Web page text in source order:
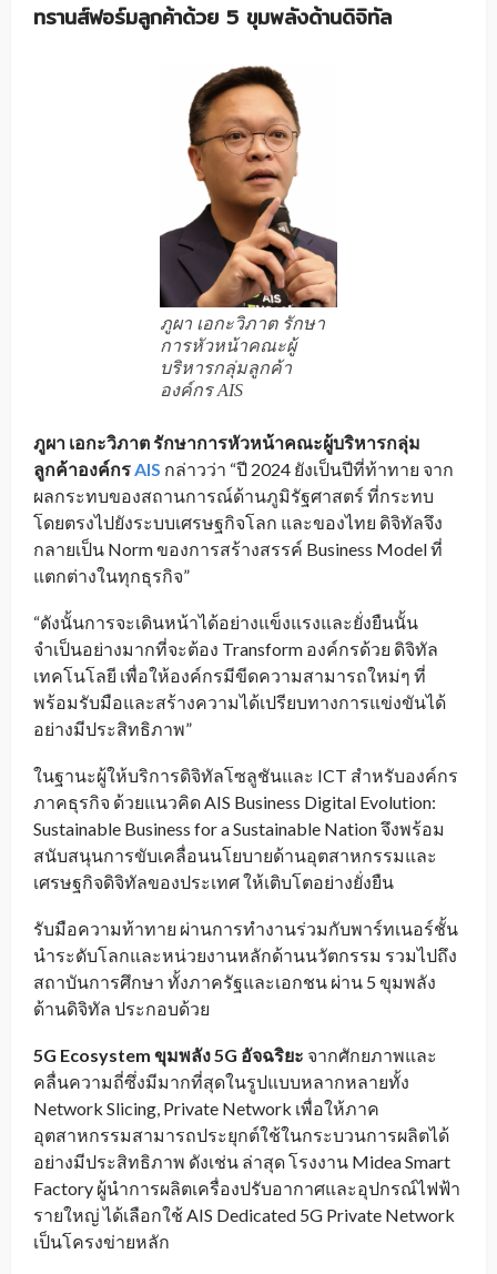
ทรานส์ฟอร์มลูกค้าด้วย 5 ขุมพลังด้านดิจิทัล
ภูผา เอกะวิภาต รักษา
การหัวหน้าคณะผู้
บริหารกลุ่มลูกค้า
องค์กร AIS
ภูผา เอกะวิภาต รักษาการหัวหน้าคณะผู้บริหารกลุ่ม
ลูกค้าองค์กร AIS กล่าวว่า “ปี 2024 ยังเป็นปีที่ท้าทาย จาก
ผลกระทบของสถานการณ์ด้านภูมิรัฐศาสตร์ ที่กระทบ
โดยตรงไปยังระบบเศรษฐกิจโลก และของไทย ดิจิทัลจึง
กลายเป็น Norm ของการสร้างสรรค์ Business Model ที่
แตกต่างในทุกธุรกิจ”
“ดังนั้นการจะเดินหน้าได้อย่างแข็งแรงและยั่งยืนนั้น
จำเป็นอย่างมากที่จะต้อง Transform องค์กรด้วย ดิจิทัล
เทคโนโลยี เพื่อให้องค์กรมีขีดความสามารถใหม่ๆ ที่
พร้อมรับมือและสร้างความได้เปรียบทางการแข่งขันได้
อย่างมีประสิทธิภาพ”
ในฐานะผู้ให้บริการดิจิทัลโซลูชันและ ICT สำหรับองค์กร
ภาคธุรกิจ ด้วยแนวคิด AIS Business Digital Evolution:
Sustainable Business for a Sustainable Nation จึงพร้อม
สนับสนุนการขับเคลื่อนนโยบายด้านอุตสาหกรรมและ
เศรษฐกิจดิจิทัลของประเทศ ให้เติบโตอย่างยั่งยืน
รับมือความท้าทาย ผ่านการทำงานร่วมกับพาร์ทเนอร์ชั้น
นำระดับโลกและหน่วยงานหลักด้านนวัตกรรม รวมไปถึง
สถาบันการศึกษา ทั้งภาครัฐและเอกชน ผ่าน 5 ขุมพลัง
ด้านดิจิทัล ประกอบด้วย
5G Ecosystem ขุมพลัง 5G อัจฉริยะ จากศักยภาพและ
คลื่นความถี่ซึ่งมีมากที่สุดในรูปแบบหลากหลายทั้ง
Network Slicing, Private Network เพื่อให้ภาค
อุตสาหกรรมสามารถประยุกต์ใช้ในกระบวนการผลิตได้
อย่างมีประสิทธิภาพ ดังเช่น ล่าสุด โรงงาน Midea Smart
Factory ผู้นำการผลิตเครื่องปรับอากาศและอุปกรณ์ไฟฟ้า
รายใหญ่ ได้เลือกใช้ AIS Dedicated 5G Private Network
เป็นโครงข่ายหลัก